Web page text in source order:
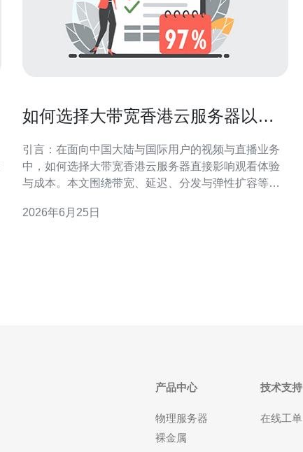
如何选择大带宽香港云服务器以满
引言：在面向中国大陆与国际用户的视频与直播业务
中，如何选择大带宽香港云服务器直接影响观看体验
与成本。本文围绕带宽、延迟、分发与弹性扩容等关
合适的决策。 为什么选择香港云服务器用于视频与直
2026年6月25日
产品中心
物理服务器
裸金属
技术支持
在线工单